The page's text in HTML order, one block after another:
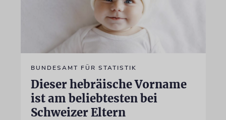
BUNDESAMT FÜR STATISTIK
Dieser hebräische Vorname
ist am beliebtesten bei
Schweizer Eltern